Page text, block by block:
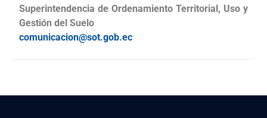
Superintendencia de Ordenamiento Territorial, Uso y
Gestión del Suelo
comunicacion@sot.gob.ec